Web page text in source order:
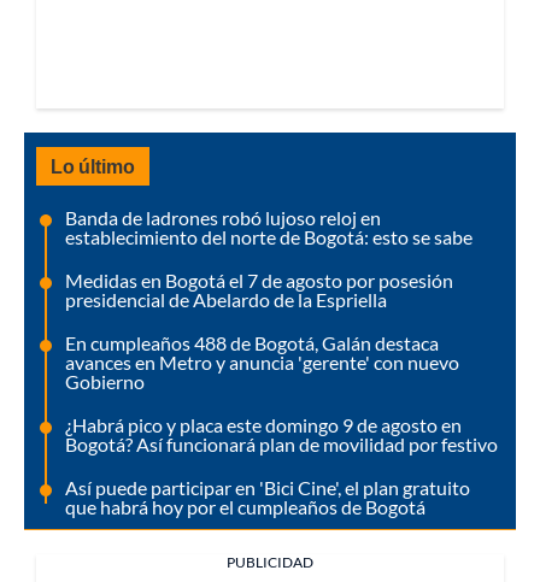
Lo último
Banda de ladrones robó lujoso reloj en
establecimiento del norte de Bogotá: esto se sabe
Medidas en Bogotá el 7 de agosto por posesión
presidencial de Abelardo de la Espriella
En cumpleaños 488 de Bogotá, Galán destaca
avances en Metro y anuncia 'gerente' con nuevo
Gobierno
¿Habrá pico y placa este domingo 9 de agosto en
Bogotá? Así funcionará plan de movilidad por festivo
Así puede participar en 'Bici Cine', el plan gratuito
que habrá hoy por el cumpleaños de Bogotá
PUBLICIDAD